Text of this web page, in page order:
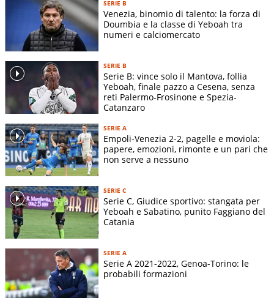
SERIE B
Venezia, binomio di talento: la forza di
Doumbia e la classe di Yeboah tra
numeri e calciomercato
SERIE B
Serie B: vince solo il Mantova, follia
Yeboah, finale pazzo a Cesena, senza
reti Palermo-Frosinone e Spezia-
Catanzaro
SERIE A
Empoli-Venezia 2-2, pagelle e moviola:
papere, emozioni, rimonte e un pari che
non serve a nessuno
SERIE C
Serie C, Giudice sportivo: stangata per
Yeboah e Sabatino, punito Faggiano del
Catania
SERIE A
Serie A 2021-2022, Genoa-Torino: le
probabili formazioni